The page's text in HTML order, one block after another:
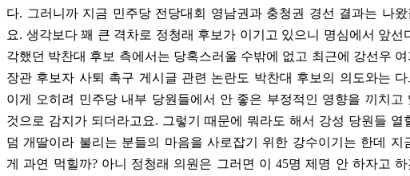
다. 그러니까 지금 민주당 전당대회 영남권과 충청권 경선 결과는 나왔
요. 생각보다 꽤 큰 격차로 정청래 후보가 이기고 있으니 명심에서 앞선
각했던 박찬대 후보 측에서는 당혹스러울 수밖에 없고 최근에 강선우 여
장관 후보자 사퇴 촉구 게시글 관련 논란도 박찬대 후보의 의도와는 다
이게 오히려 민주당 내부 당원들에서 안 좋은 부정적인 영향을 끼치고
것으로 감지가 되더라고요. 그렇기 때문에 뭐라도 해서 강성 당원들 열
덤 개딸이라 불리는 분들의 마음을 사로잡기 위한 강수이기는 한데 지
게 과연 먹힐까? 아니 정청래 의원은 그러면 이 45명 제명 안 하자고 하